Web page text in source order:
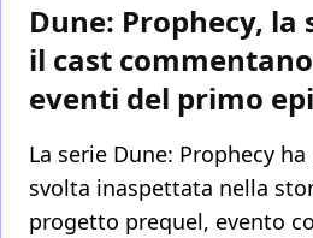
Dune: Prophecy,
il cast
eventi del primo
La serie Dune: Prophecy
svolta inaspettata nella
progetto prequel, evento